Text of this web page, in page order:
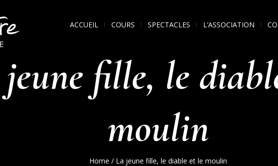
ACCUEIL COURS SPECTACLES L’ASSOCIATION
fille, le
moulin
Home / La jeune fille, le diable et le moulin